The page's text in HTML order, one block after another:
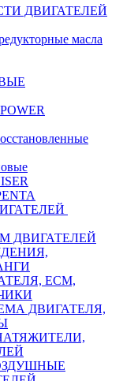
ДВИГАТЕЛЕЙ
масла
ДВИГАТЕЛЕЙ
ECM,
ДВИГАТЕЛЯ,